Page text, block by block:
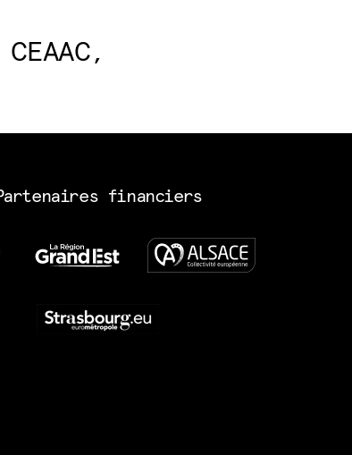
financiers